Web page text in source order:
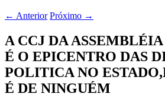
← Anterior Próximo →
A CCJ DA
É O EPICENTRO DAS
POLITICA NO
É DE NINGUÉM